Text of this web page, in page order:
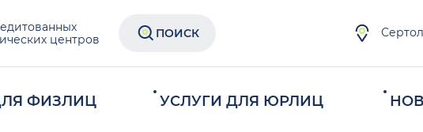
центров
ПОИСК
ФИЗЛИЦ УСЛУГИ ДЛЯ ЮРЛИЦ